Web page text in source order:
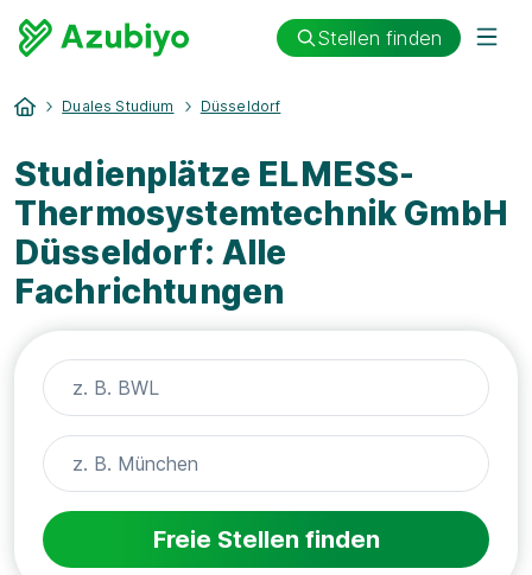
Stellen finden
Duales Studium Düsseldorf
Studienplätze ELMESS-
Thermosystemtechnik GmbH
Düsseldorf: Alle
Fachrichtungen
Freie Stellen finden